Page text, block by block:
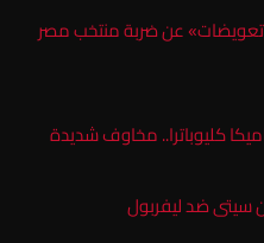
عن ضربة منتخب مصر
كليوباترا.. مخاوف شديدة
سيتى ضد ليفربول